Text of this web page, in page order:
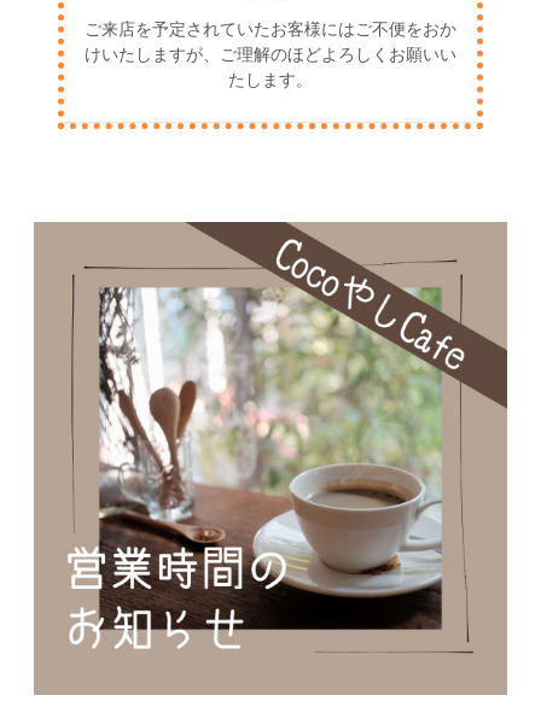
ご来店を予定されていたお客様にはご不便をおか
けいたしますが、ご理解のほどよろしくお願いい
たします。